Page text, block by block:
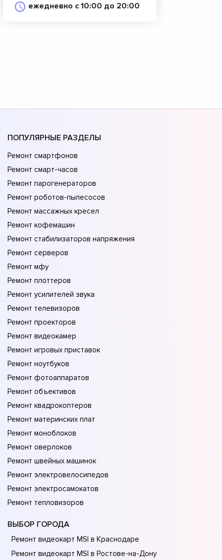
ежедневно с 10:00 до 20:00
ПОПУЛЯРНЫЕ РАЗДЕЛЫ
Ремонт смартфонов
Ремонт смарт-часов
Ремонт парогенераторов
Ремонт роботов-пылесосов
Ремонт массажных кресел
Ремонт кофемашин
Ремонт стабилизаторов напряжения
Ремонт серверов
Ремонт мфу
Ремонт плоттеров
Ремонт усилителей звука
Ремонт телевизоров
Ремонт проекторов
Ремонт видеокамер
Ремонт игровых приставок
Ремонт ноутбуков
Ремонт фотоаппаратов
Ремонт объективов
Ремонт квадрокоптеров
Ремонт материнских плат
Ремонт моноблоков
Ремонт оверлоков
Ремонт швейных машинок
Ремонт электровелосипедов
Ремонт электросамокатов
Ремонт тепловизоров
ВЫБОР ГОРОДА
Ремонт видеокарт MSI в Краснодаре
Ремонт видеокарт MSI в Ростове-на-Донy